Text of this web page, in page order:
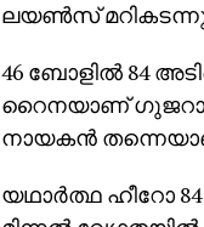
ലയണ്‍സ്
46 ബോളില്‍ 84
റൈനയാണ്
നായകന്‍
യഥാര്‍ത്ഥ ഹീറോ